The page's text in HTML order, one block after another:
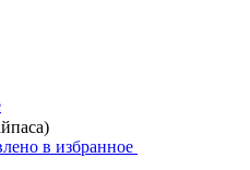
в избранное